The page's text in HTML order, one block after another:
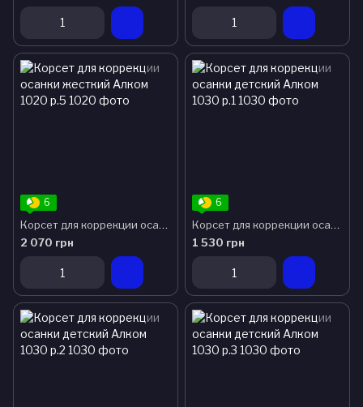
6
Корсет для коррекции осанки жесткий Алком 1020 р.5
2 070 грн
6
Корсет для коррекции осанки детский Алком 1030 р.1
1 530 грн